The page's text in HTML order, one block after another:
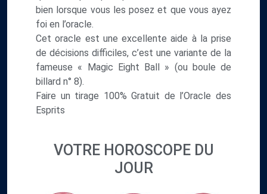
bien lorsque vous les posez et que vous ayez
foi en l’oracle.
Cet oracle est une excellente aide à la prise
de décisions difficiles, c’est une variante de la
fameuse « Magic Eight Ball » (ou boule de
billard n° 8).
Faire un tirage 100% Gratuit de l’Oracle des
Esprits
VOTRE HOROSCOPE DU
JOUR